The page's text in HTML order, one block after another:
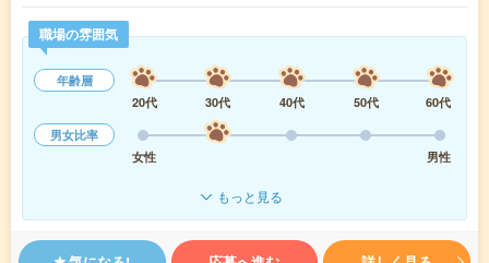
職場の雰囲気
年齢層
20代
30代 40代 50代
60代
男女比率
女性
男性
もっと見る